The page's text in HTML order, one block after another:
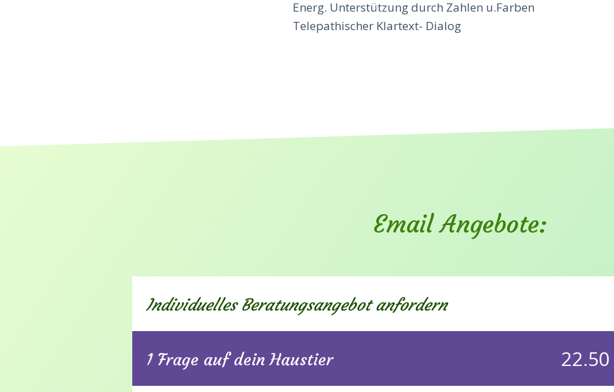
Energ. Unterstützung durch Zahlen u.Farben
Telepathischer Klartext- Dialog
Email Angebote:
Individuelles Beratungsangebot anfordern
1 Frage auf dein Haustier